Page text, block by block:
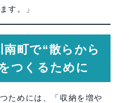
す。」
南町で“散らから
つくるために
ためには、「収納を増や